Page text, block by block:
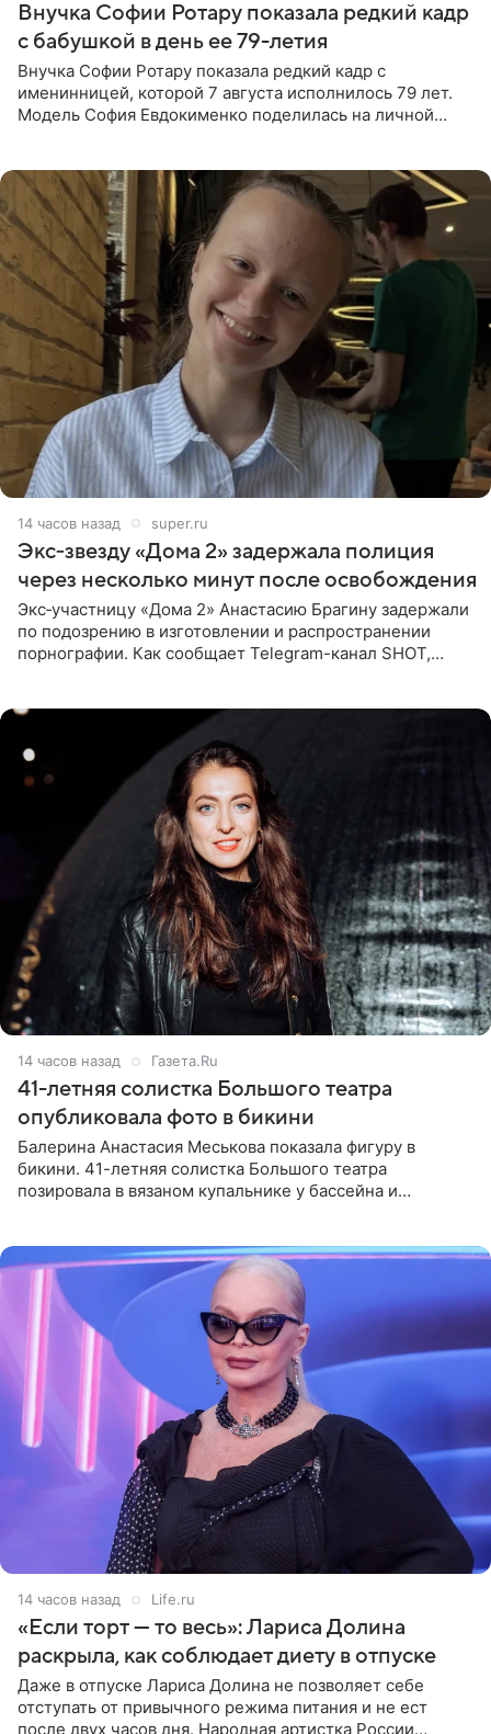
Внучка Софии Ротару показала редкий кадр
с бабушкой в день ее 79-летия
Внучка Софии Ротару показала редкий кадр с
именинницей, которой 7 августа исполнилось 79 лет.
Модель София Евдокименко поделилась на личной
14 часов назад super.ru
Экс‑звезду «Дома 2» задержала полиция
через несколько минут после освобождения
Экс‑участницу «Дома 2» Анастасию Брагину задержали
по подозрению в изготовлении и распространении
порнографии. Как сообщает Telegram-канал SHOT,
14 часов назад Газета.Ru
41-летняя солистка Большого театра
опубликовала фото в бикини
Балерина Анастасия Меськова показала фигуру в
бикини. 41-летняя солистка Большого театра
позировала в вязаном купальнике у бассейна и
14 часов назад Life.ru
«Если торт — то весь»: Лариса Долина
раскрыла, как соблюдает диету в отпуске
Даже в отпуске Лариса Долина не позволяет себе
отступать от привычного режима питания и не ест
после двух часов дня. Народная артистка России